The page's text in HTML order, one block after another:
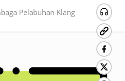
Pelabuhan Klang